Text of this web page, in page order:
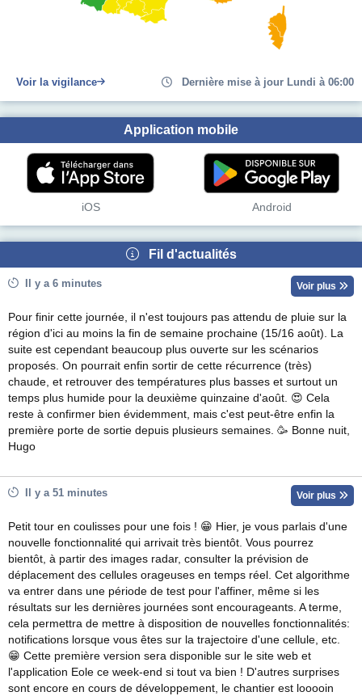
Voir la vigilance Dernière mise à jour Lundi à 06:00
Application mobile
iOS Android
Fil d'actualités
Il y a 6 minutes Voir plus
Pour finir cette journée, il n'est toujours pas attendu de pluie sur la
région d'ici au moins la fin de semaine prochaine (15/16 août). La
suite est cependant beaucoup plus ouverte sur les scénarios
proposés. On pourrait enfin sortir de cette récurrence (très)
chaude, et retrouver des températures plus basses et surtout un
temps plus humide pour la deuxième quinzaine d'août. 😍 Cela
reste à confirmer bien évidemment, mais c'est peut-être enfin la
première porte de sortie depuis plusieurs semaines. 🥳 Bonne nuit,
Hugo
Il y a 51 minutes Voir plus
Petit tour en coulisses pour une fois ! 😁 Hier, je vous parlais d'une
nouvelle fonctionnalité qui arrivait très bientôt. Vous pourrez
bientôt, à partir des images radar, consulter la prévision de
déplacement des cellules orageuses en temps réel. Cet algorithme
va entrer dans une période de test pour l'affiner, même si les
résultats sur les dernières journées sont encourageants. A terme,
cela permettra de mettre à disposition de nouvelles fonctionnalités:
notifications lorsque vous êtes sur la trajectoire d'une cellule, etc.
😁 Cette première version sera disponible sur le site web et
l'application Eole ce week-end si tout va bien ! D'autres surprises
sont encore en cours de développement, le chantier est looooin